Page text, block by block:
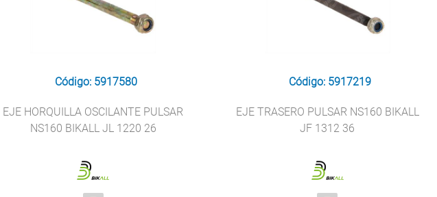
Código: 5917580
EJE HORQUILLA OSCILANTE PULSAR
NS160 BIKALL JL 1220 26
Código: 5917219
EJE TRASERO PULSAR NS160 BIKALL
JF 1312 36